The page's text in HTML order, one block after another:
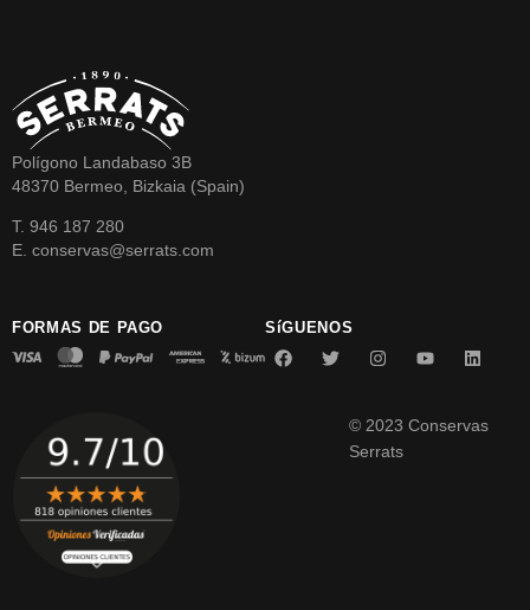
Polígono Landabaso 3B
48370 Bermeo, Bizkaia (Spain)
T. 946 187 280
E. conservas@serrats.com
FORMAS DE PAGO SíGUENOS
© 2023 Conservas
Serrats